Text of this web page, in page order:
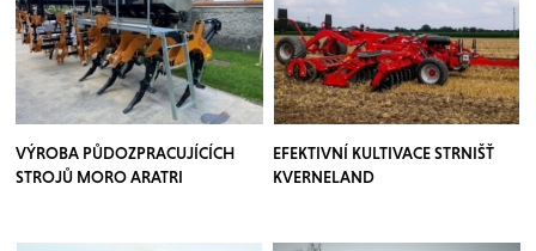
VÝROBA PŮDOZPRACUJÍCÍCH
STROJŮ MORO ARATRI
EFEKTIVNÍ KULTIVACE STRNIŠŤ
KVERNELAND